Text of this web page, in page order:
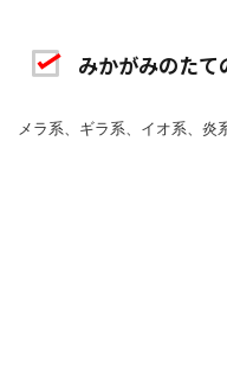
みかがみのたて
メラ系、ギラ系、イオ系、炎